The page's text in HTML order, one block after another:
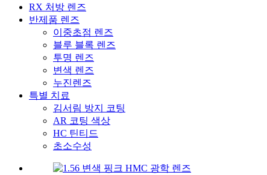
RX 처방 렌즈
반제품 렌즈
이중초점 렌즈
블루 블록 렌즈
투명 렌즈
변색 렌즈
누진렌즈
특별 치료
김서림 방지 코팅
AR 코팅 색상
HC 틴티드
초소수성